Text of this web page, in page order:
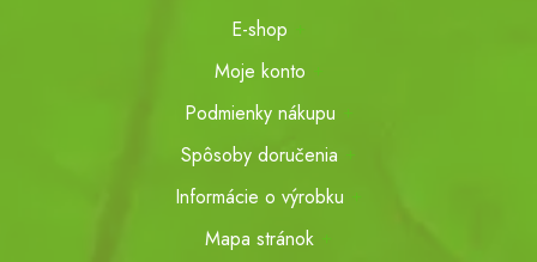
E-shop
Moje konto
Podmienky nákupu
Spôsoby doručenia
Informácie o výrobku
Mapa stránok